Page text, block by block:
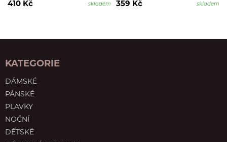
410 Kč skladem 359 Kč skladem
KATEGORIE
DÁMSKÉ
PÁNSKÉ
PLAVKY
NOČNÍ
DĚTSKÉ